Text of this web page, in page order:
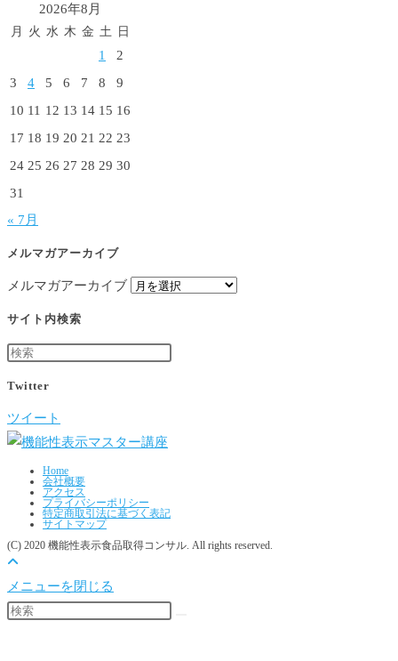
2026年8月
月 火 水 木 金 土 日
1
2
3
4 5 6 7 8
9
10 11 12 13 14 15 16
17 18 19 20 21 22 23
24 25 26 27 28 29 30
31
« 7月
メルマガアーカイブ
メルマガアーカイブ
サイト内検索
Twitter
ツイート
Home
会社概要
アクセス
プライバシーポリシー
特定商取引法に基づく表記
サイトマップ
(C) 2020 機能性表示食品取得コンサル. All rights reserved.
メニューを閉じる